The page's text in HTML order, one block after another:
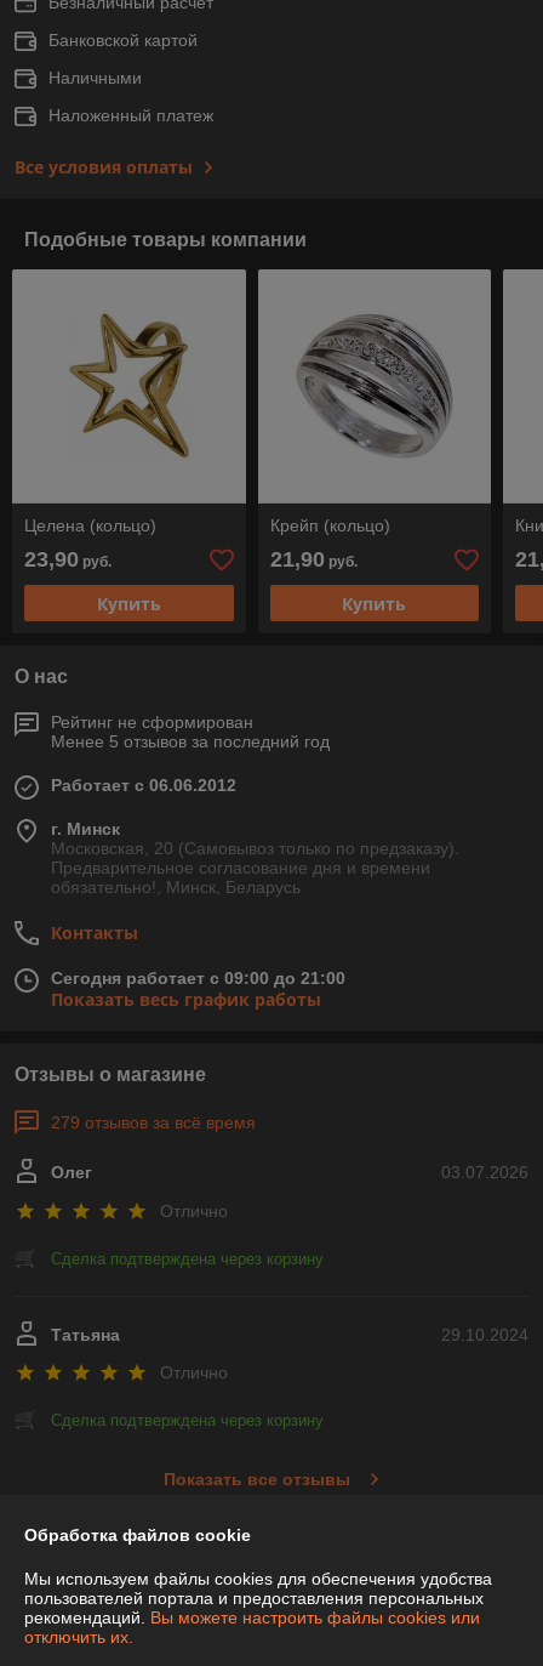
Банковской картой
Наличными
Наложенный платеж
Все условия оплаты
Подобные товары компании
Целена (кольцо)
23,90 руб.
Купить
Крейп (кольцо)
21,90 руб.
Купить
О нас
Рейтинг не сформирован
Менее 5 отзывов за последний год
Работает с 06.06.2012
г. Минск
Московская, 20 (Самовывоз только по предзаказу).
Предварительное согласование дня и времени
обязательно!, Минск, Беларусь
Контакты
Сегодня работает с 09:00 до 21:00
Показать весь график работы
Отзывы о магазине
279 отзывов за всё время
03.07.2026
Олег
Отлично
Сделка подтверждена через корзину
29.10.2024
Татьяна
Отлично
Сделка подтверждена через корзину
Показать все отзывы
Контакты
Обработка файлов cookie
Мы используем файлы cookies для обеспечения удобства
пользователей портала и предоставления персональных
рекомендаций. Вы можете настроить файлы cookies или
отключить их.